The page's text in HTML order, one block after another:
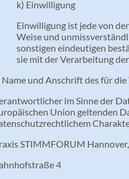
k) Einwilligung
Einwilligung ist jede von
Weise und
sonstigen eindeutigen
sie mit der Verarbeitung
Name und Anschrift des für
im Sinne der
Union geltenden
STIMMFORUM
4